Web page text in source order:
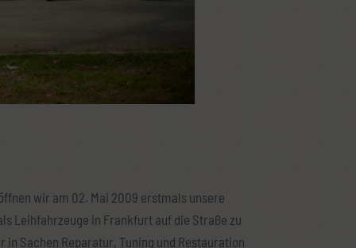
wir am 02. Mai 2009 erstmals unsere
Leihfahrzeuge in Frankfurt auf die Straße zu
Sachen Reparatur, Tuning und Restauration